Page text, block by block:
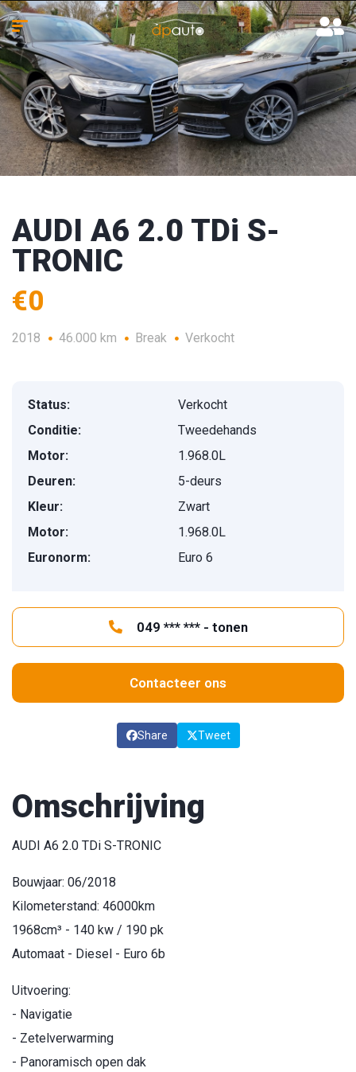
AUDI A6 2.0 TDi S-
TRONIC
€0
2018 46.000 km Break Verkocht
Status:
Verkocht
Conditie:
Tweedehands
Motor:
1.968.0L
Deuren:
5-deurs
Kleur:
Zwart
Motor:
1.968.0L
Euronorm:
Euro 6
049 *** *** - tonen
Contacteer ons
Share Tweet
Omschrijving
AUDI A6 2.0 TDi S-TRONIC
Bouwjaar: 06/2018
Kilometerstand: 46000km
1968cm³ - 140 kw / 190 pk
Automaat - Diesel - Euro 6b
Uitvoering:
- Navigatie
- Zetelverwarming
- Panoramisch open dak